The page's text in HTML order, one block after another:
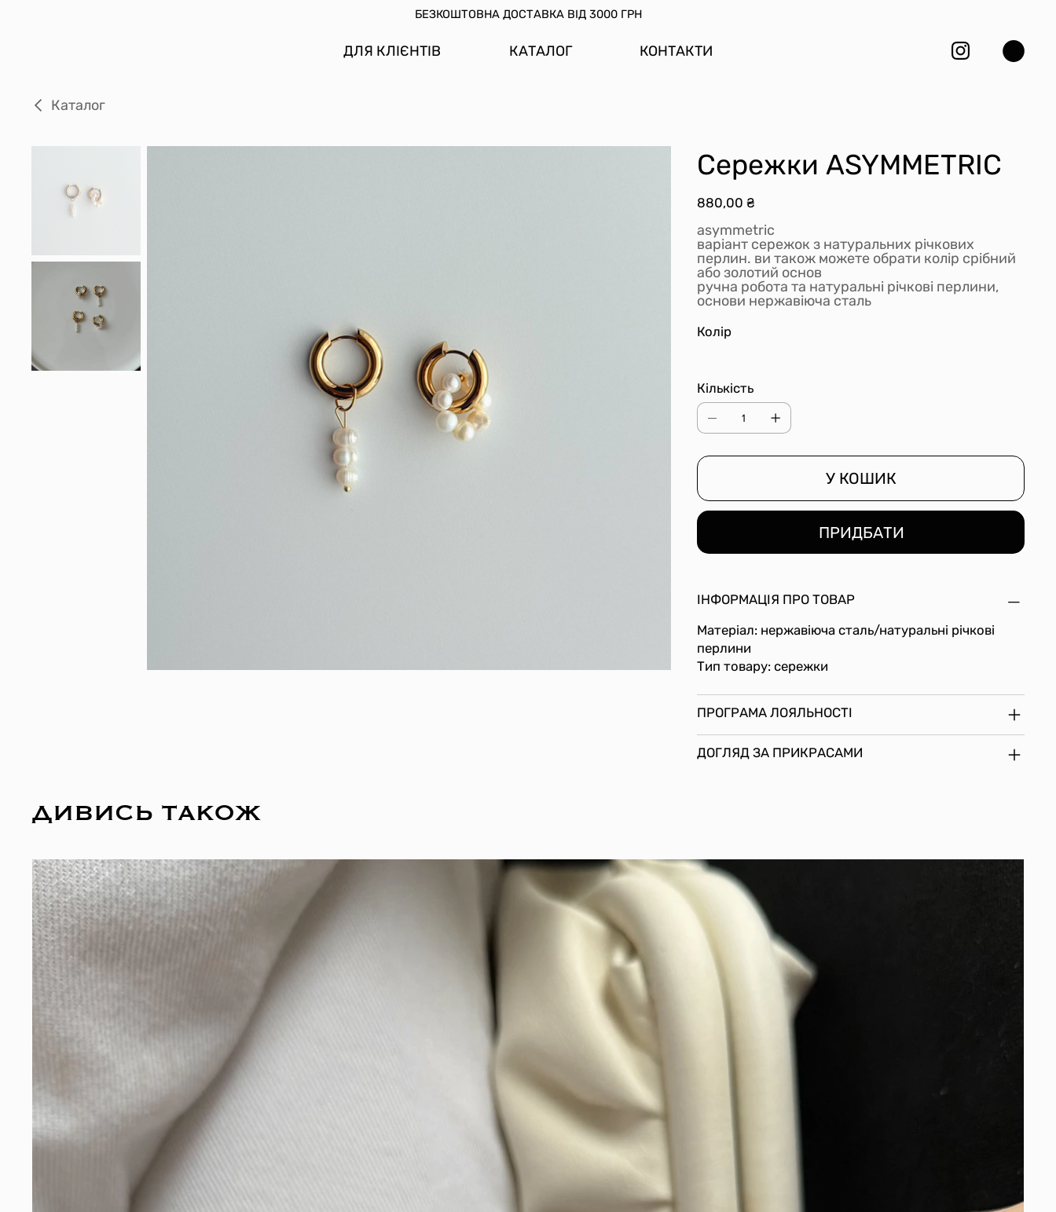
ДЛЯ КЛІЄНТІВ КАТАЛОГ КОНТАКТИ
БЕЗКОШТОВНА ДОСТАВКА ВІД 3000 ГРН
Каталог
Сережки ASYMMETRIC
Ціна
880,00 ₴
asymmetric
варіант сережок з натуральних річкових
перлин. ви також можете обрати колір срібний
або золотий основ
ручна робота та натуральні річкові перлини,
основи нержавіюча сталь
Колір
Кількість
У КОШИК
ПРИДБАТИ
ІНФОРМАЦІЯ ПРО ТОВАР
Матеріал: нержавіюча сталь/натуральні річкові
перлини
Тип товару: сережки
ПРОГРАМА ЛОЯЛЬНОСТІ
ДОГЛЯД ЗА ПРИКРАСАМИ
ДИВИСЬ ТАКОЖ